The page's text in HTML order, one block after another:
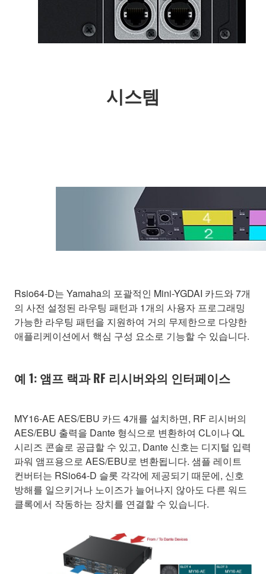
시스템
Rsio64-D는 Yamaha의 포괄적인 Mini-YGDAI 카드와 7개
의 사전 설정된 라우팅 패턴과 1개의 사용자 프로그래밍
가능한 라우팅 패턴을 지원하여 거의 무제한으로 다양한
애플리케이션에서 핵심 구성 요소로 기능할 수 있습니다.
예 1: 앰프 랙과 RF 리시버와의 인터페이스
MY16-AE AES/EBU 카드 4개를 설치하면, RF 리시버의
AES/EBU 출력을 Dante 형식으로 변환하여 CL이나 QL
시리즈 콘솔로 공급할 수 있고, Dante 신호는 디지털 입력
파워 앰프용으로 AES/EBU로 변환됩니다. 샘플 레이트
컨버터는 RSio64-D 슬롯 각각에 제공되기 때문에, 신호
방해를 일으키거나 노이즈가 늘어나지 않아도 다른 워드
클록에서 작동하는 장치를 연결할 수 있습니다.